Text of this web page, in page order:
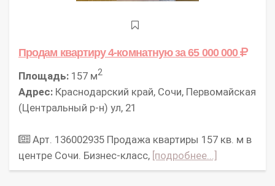
Продам квартиру 4-комнатнуюза 65 000 000
Площадь: 157 м2
Адрес: Краснодарский край, Сочи, Первомайская
(Центральный р-н) ул, 21
Арт. 136002935 Продажа квартиры 157 кв. м в
центре Сочи. Бизнес-класс, [подробнее...]